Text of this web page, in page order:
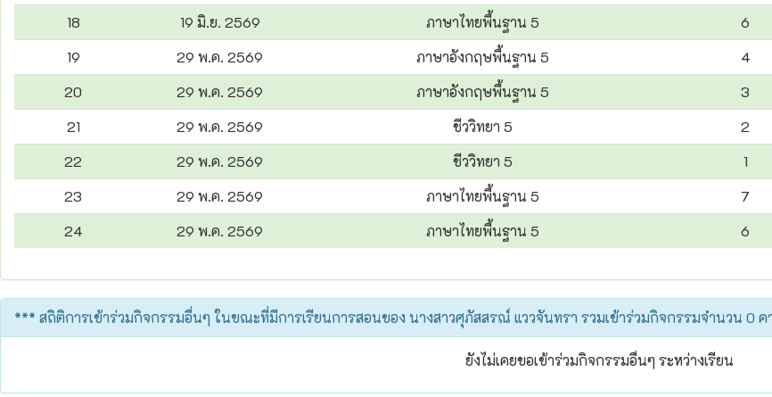
18
19 มิ.ย. 2569 ภาษาไทยพื้นฐาน 5 6
19
29 พ.ค. 2569 ภาษาอังกฤษพื้นฐาน 5 4
20
29 พ.ค. 2569 ภาษาอังกฤษพื้นฐาน 5 3
21
29 พ.ค. 2569 ชีววิทยา 5 2
22
29 พ.ค. 2569 ชีววิทยา 5 1
23
29 พ.ค. 2569 ภาษาไทยพื้นฐาน 5 7
24
29 พ.ค. 2569 ภาษาไทยพื้นฐาน 5 6
*** สถิติการเข้าร่วมกิจกรรมอื่นๆ ในขณะที่มีการเรียนการสอนของ นางสาวศุภัสสรณ์ แววจันทรา รวมเข้าร่วมกิจกรรมจำนวน 0 ค
ยังไม่เคยขอเข้าร่วมกิจกรรมอื่นๆ ระหว่างเรียน